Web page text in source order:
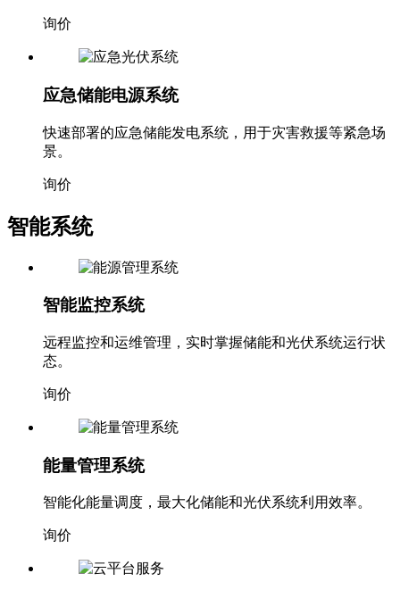
询价
应急储能电源系统
快速部署的应急储能发电系统，用于灾害救援等紧急场
景。
询价
智能系统
智能监控系统
远程监控和运维管理，实时掌握储能和光伏系统运行状
态。
询价
能量管理系统
智能化能量调度，最大化储能和光伏系统利用效率。
询价